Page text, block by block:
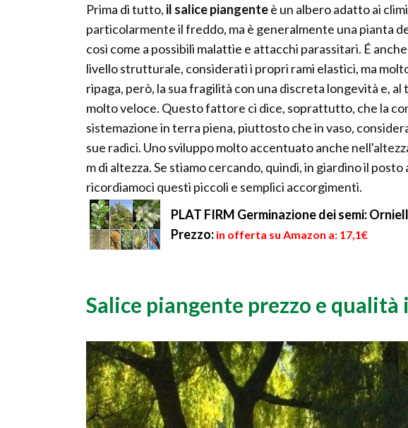
Prima di tutto, il salice piangenteè un albero adatto ai
particolarmente il freddo, ma è generalmente una pianta
così come a possibili malattie e attacchi parassitari. É
livello strutturale, considerati i propri rami elastici, ma
ripaga, però, la sua fragilità con una discreta longevità e,
molto veloce. Questo fattore ci dice, soprattutto, che la
sistemazione in terra piena, piuttosto che in vaso,
sue radici. Uno sviluppo molto accentuato anche
m di altezza. Se stiamo cercando, quindi, in giardino il
ricordiamoci questi piccoli e semplici accorgimenti.
PLAT FIRM Germinazione dei semi:
Prezzo: in offerta su Amazon a: 17,1€
Salice piangente prezzo e qualità